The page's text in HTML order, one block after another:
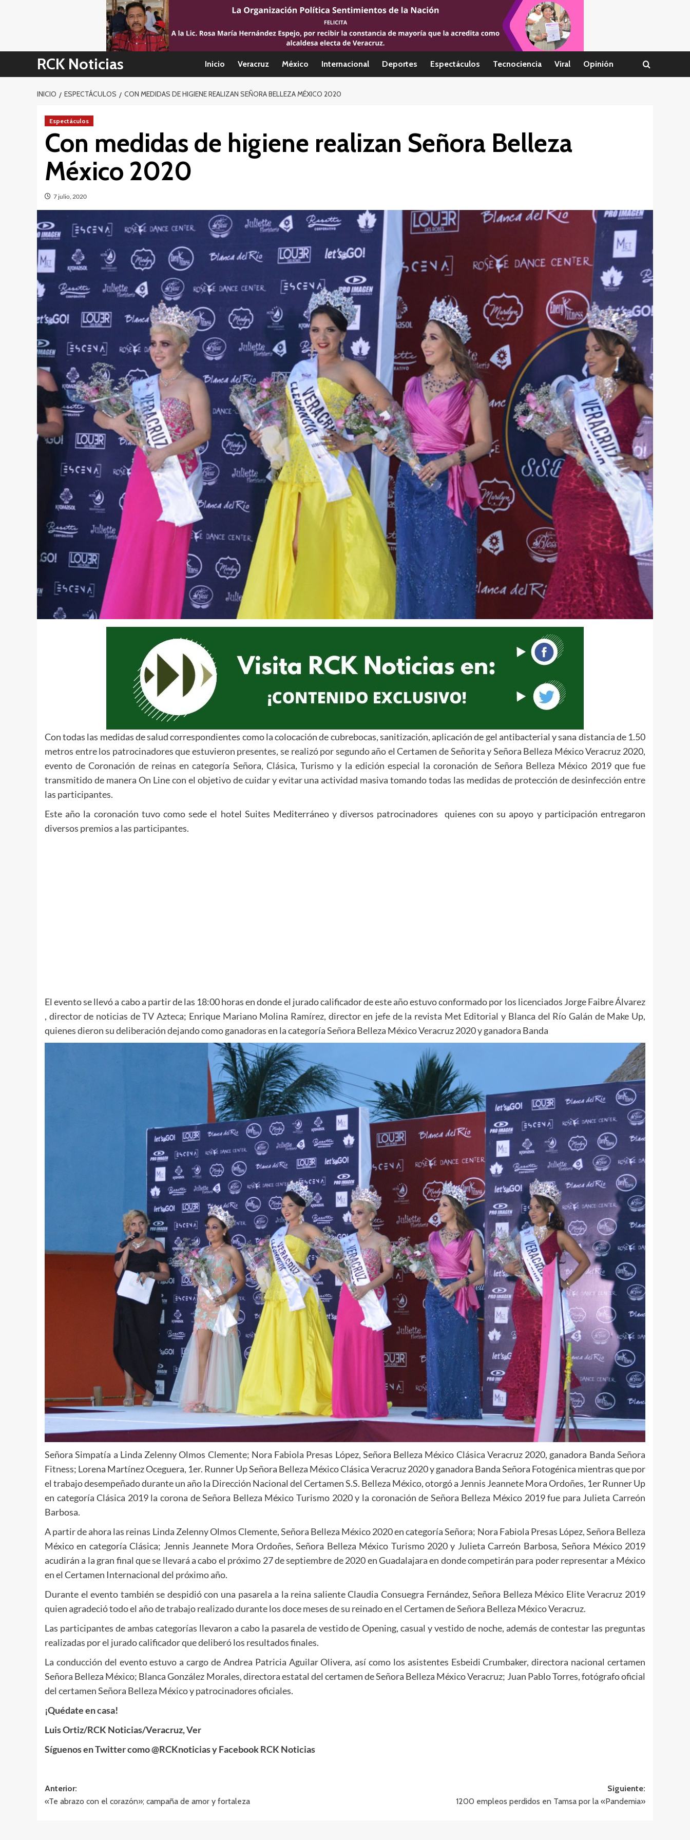
RCK Noticias Inicio Veracruz México Internacional Deportes Espectáculos Tecnociencia Viral Opinión
INICIO ESPECTÁCULOS CON MEDIDAS DE HIGIENE REALIZAN SEÑORA BELLEZA MÉXICO 2020
Espectáculos
Con medidas de higiene realizan Señora Belleza
México 2020
7 julio, 2020
Con todas las medidas de salud correspondientes como la colocación de cubrebocas, sanitización, aplicación de gel antibacterial y sana distancia de 1.50
metros entre los patrocinadores que estuvieron presentes, se realizó por segundo año el Certamen de Señorita y Señora Belleza México Veracruz 2020,
evento de Coronación de reinas en categoría Señora, Clásica, Turismo y la edición especial la coronación de Señora Belleza México 2019 que fue
transmitido de manera On Line con el objetivo de cuidar y evitar una actividad masiva tomando todas las medidas de protección de desinfección entre
las participantes.
Este año la coronación tuvo como sede el hotel Suites Mediterráneo y diversos patrocinadores quienes con su apoyo y participación entregaron
diversos premios a las participantes.
El evento se llevó a cabo a partir de las 18:00 horas en donde el jurado calificador de este año estuvo conformado por los licenciados Jorge Faibre Álvarez
, director de noticias de TV Azteca; Enrique Mariano Molina Ramírez, director en jefe de la revista Met Editorial y Blanca del Río Galán de Make Up,
quienes dieron su deliberación dejando como ganadoras en la categoría Señora Belleza México Veracruz 2020 y ganadora Banda
Señora Simpatía a Linda Zelenny Olmos Clemente; Nora Fabiola Presas López, Señora Belleza México Clásica Veracruz 2020, ganadora Banda Señora
Fitness; Lorena Martínez Oceguera, 1er. Runner Up Señora Belleza México Clásica Veracruz 2020 y ganadora Banda Señora Fotogénica mientras que por
el trabajo desempeñado durante un año la Dirección Nacional del Certamen S.S. Belleza México, otorgó a Jennis Jeannete Mora Ordoñes, 1er Runner Up
en categoría Clásica 2019 la corona de Señora Belleza México Turismo 2020 y la coronación de Señora Belleza México 2019 fue para Julieta Carreón
Barbosa.
A partir de ahora las reinas Linda Zelenny Olmos Clemente, Señora Belleza México 2020 en categoría Señora; Nora Fabiola Presas López, Señora Belleza
México en categoría Clásica; Jennis Jeannete Mora Ordoñes, Señora Belleza México Turismo 2020 y Julieta Carreón Barbosa, Señora México 2019
acudirán a la gran final que se llevará a cabo el próximo 27 de septiembre de 2020 en Guadalajara en donde competirán para poder representar a México
en el Certamen Internacional del próximo año.
Durante el evento también se despidió con una pasarela a la reina saliente Claudia Consuegra Fernández, Señora Belleza México Elite Veracruz 2019
quien agradeció todo el año de trabajo realizado durante los doce meses de su reinado en el Certamen de Señora Belleza México Veracruz.
Las participantes de ambas categorías llevaron a cabo la pasarela de vestido de Opening, casual y vestido de noche, además de contestar las preguntas
realizadas por el jurado calificador que deliberó los resultados finales.
La conducción del evento estuvo a cargo de Andrea Patricia Aguilar Olivera, así como los asistentes Esbeidi Crumbaker, directora nacional certamen
Señora Belleza México; Blanca González Morales, directora estatal del certamen de Señora Belleza México Veracruz; Juan Pablo Torres, fotógrafo oficial
del certamen Señora Belleza México y patrocinadores oficiales.
¡Quédate en casa!
Luis Ortiz/RCK Noticias/Veracruz, Ver
Síguenos en Twitter como @RCKnoticias y Facebook RCK Noticias
Navegación
de
Anterior:
«Te abrazo con el corazón»; campaña de amor y fortaleza
Siguiente:
1200 empleos perdidos en Tamsa por la «Pandemia»